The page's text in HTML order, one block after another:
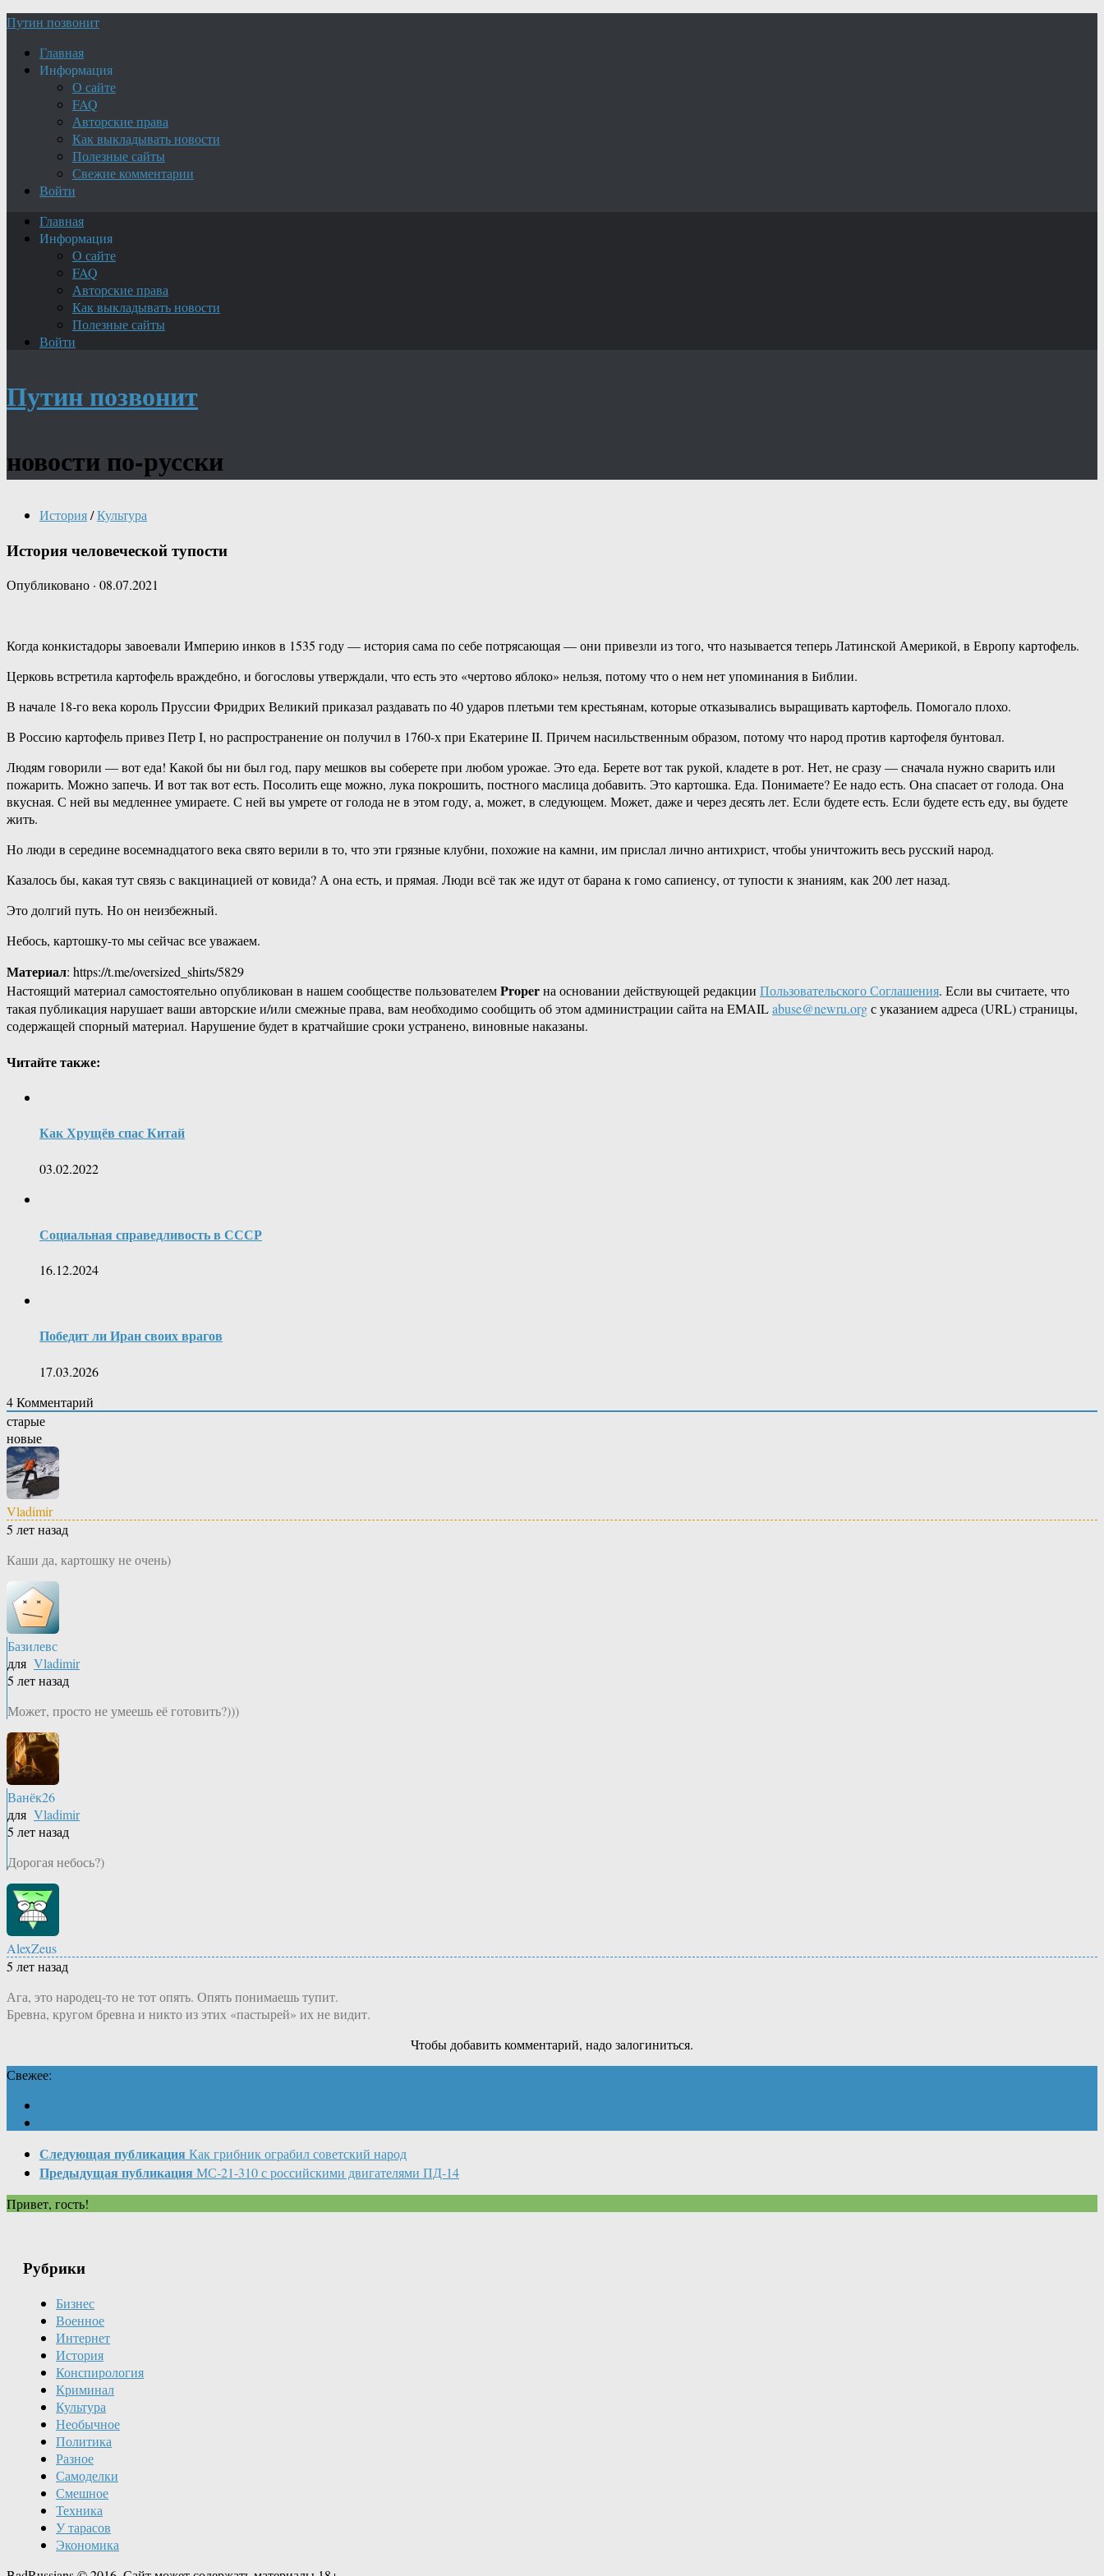
Путин позвонит
Главная
Информация
О сайте
FAQ
Авторские права
Как выкладывать новости
Полезные сайты
Свежие комментарии
Войти
Главная
Информация
О сайте
FAQ
Авторские права
Как выкладывать новости
Полезные сайты
Войти
Путин позвонит
новости по-русски
История/Культура
История человеческой тупости
Опубликовано · 08.07.2021
Когда конкистадоры завоевали Империю инков в 1535 году — история сама по себе потрясающая — они привезли из того, что называется теперь Латинской Америкой, в Европу картофель.
Церковь встретила картофель враждебно, и богословы утверждали, что есть это «чертово яблоко» нельзя, потому что о нем нет упоминания в Библии.
В начале 18-го века король Пруссии Фридрих Великий приказал раздавать по 40 ударов плетьми тем крестьянам, которые отказывались выращивать картофель. Помогало плохо.
В Россию картофель привез Петр I, но распространение он получил в 1760-х при Екатерине II. Причем насильственным образом, потому что народ против картофеля бунтовал.
Людям говорили — вот еда! Какой бы ни был год, пару мешков вы соберете при любом урожае. Это еда. Берете вот так рукой, кладете в рот. Нет, не сразу — сначала нужно сварить или
пожарить. Можно запечь. И вот так вот есть. Посолить еще можно, лука покрошить, постного маслица добавить. Это картошка. Еда. Понимаете? Ее надо есть. Она спасает от голода. Она
вкусная. С ней вы медленнее умираете. С ней вы умрете от голода не в этом году, а, может, в следующем. Может, даже и через десять лет. Если будете есть. Если будете есть еду, вы будете
жить.
Но люди в середине восемнадцатого века свято верили в то, что эти грязные клубни, похожие на камни, им прислал лично антихрист, чтобы уничтожить весь русский народ.
Казалось бы, какая тут связь с вакцинацией от ковида? А она есть, и прямая. Люди всё так же идут от барана к гомо сапиенсу, от тупости к знаниям, как 200 лет назад.
Это долгий путь. Но он неизбежный.
Небось, картошку-то мы сейчас все уважаем.
Материал: https://t.me/oversized_shirts/5829
Настоящий материал самостоятельно опубликован в нашем сообществе пользователемProperна основании действующей редакции Пользовательского Соглашения. Если вы считаете, что
такая публикация нарушает ваши авторские и/или смежные права, вам необходимо сообщить об этом администрации сайта на EMAILabuse@newru.orgс указанием адреса (URL) страницы,
содержащей спорный материал. Нарушение будет в кратчайшие сроки устранено, виновные наказаны.
Читайте также:
Как Хрущёв спас Китай
03.02.2022
Социальная справедливость в СССР
16.12.2024
Победит ли Иран своих врагов
17.03.2026
4Комментарий
старые
новые
Vladimir
5 лет назад
Каши да, картошку не очень)
Базилевс
для Vladimir
5 лет назад
Может, просто не умеешь её готовить?)))
Ванёк26
для Vladimir
5 лет назад
Дорогая небось?)
AlexZeus
5 лет назад
Ага, это народец-то не тот опять. Опять понимаешь тупит.
Бревна, кругом бревна и никто из этих «пастырей» их не видит.
Чтобы добавить комментарий, надо залогиниться.
Свежее:
Следующая публикация Как грибник ограбил советский народ
Предыдущая публикация МС-21-310 с российскими двигателями ПД-14
Привет, гость!
Рубрики
Бизнес
Военное
Интернет
История
Конспирология
Криминал
Культура
Необычное
Политика
Разное
Самоделки
Смешное
Техника
У тарасов
Экономика